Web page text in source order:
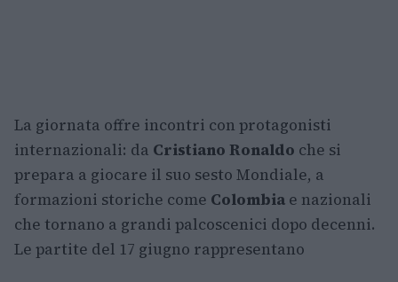
La giornata offre incontri con protagonisti
internazionali: da Cristiano Ronaldo che si
prepara a giocare il suo sesto Mondiale, a
formazioni storiche come Colombia e nazionali
che tornano a grandi palcoscenici dopo decenni.
Le partite del 17 giugno rappresentano